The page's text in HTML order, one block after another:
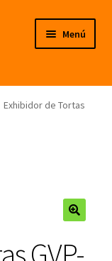
Menú
Exhibidor de Tortas